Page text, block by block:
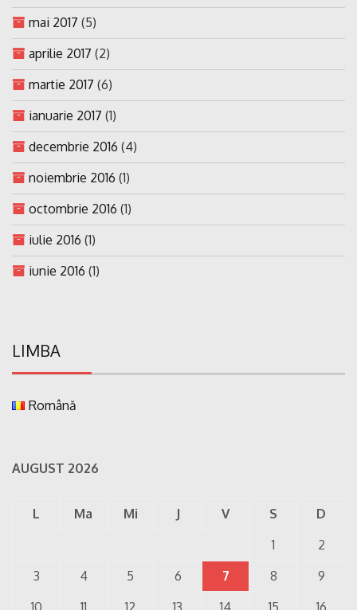
mai 2017 (5)
aprilie 2017 (2)
martie 2017 (6)
ianuarie 2017 (1)
decembrie 2016 (4)
noiembrie 2016 (1)
octombrie 2016 (1)
iulie 2016 (1)
iunie 2016 (1)
LIMBA
Română
AUGUST 2026
L Ma Mi J V S
D
1
2
3
4 5 6 7 8
9